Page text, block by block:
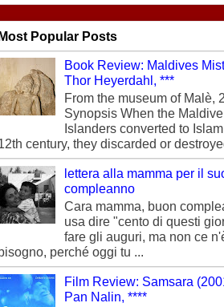
Most Popular Posts
Book Review: Maldives
Thor Heyerdahl, ***
From the museum of Malè,
Synopsis When the Maldive
Islanders converted to
century, they discarded or
lettera alla mamma per il
compleanno
Cara mamma, buon
usa dire "cento di questi
fare gli auguri, ma non ce
bisogno, perché oggi tu ...
Film Review: Samsara
Pan Nalin, ****